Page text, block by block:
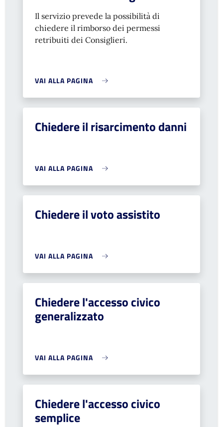
Il servizio prevede la possibilità di
chiedere il rimborso dei permessi
retribuiti dei Consiglieri.
VAI ALLA PAGINA
Chiedere il risarcimento danni
VAI ALLA PAGINA
Chiedere il voto assistito
VAI ALLA PAGINA
Chiedere l'accesso civico
generalizzato
VAI ALLA PAGINA
Chiedere l'accesso civico
semplice